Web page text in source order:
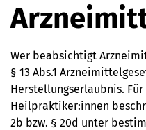
Wer beabsichtigt
§ 13 Abs.1
Herstellungserlaubnis.
Heilpraktiker:innen
2b bzw. § 20d unter